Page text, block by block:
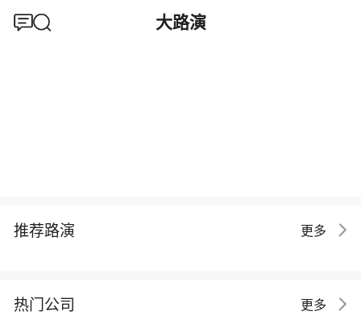
大路演
推荐路演 更多
热门公司 更多